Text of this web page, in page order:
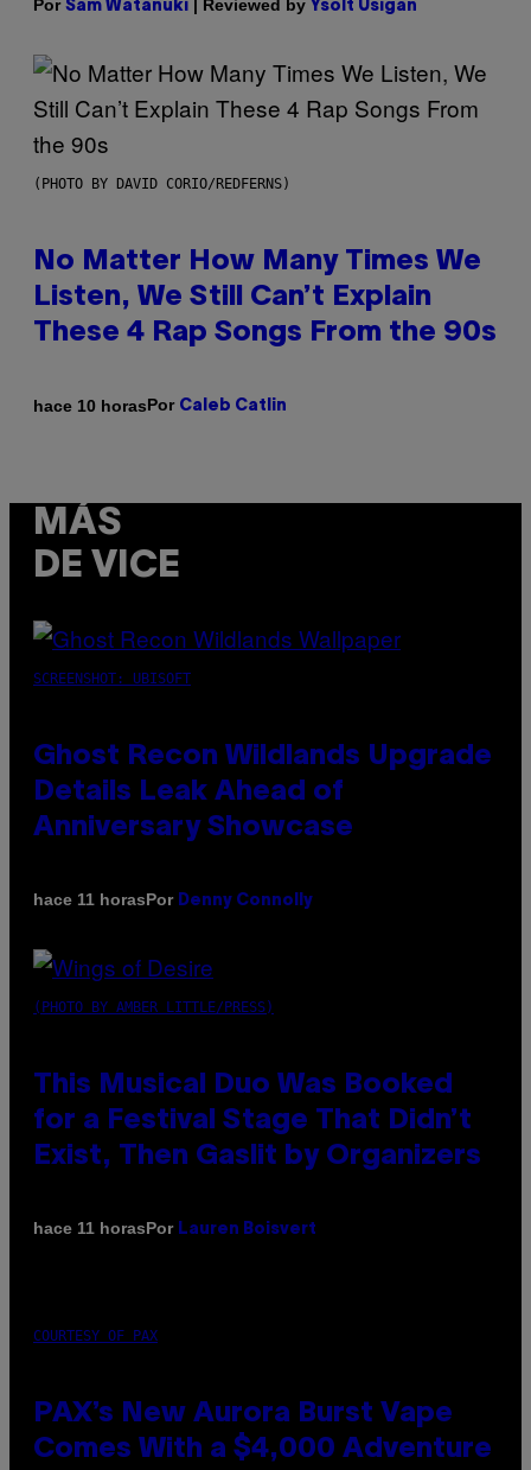
Por Sam Watanuki | Reviewed by Ysolt Usigan
(PHOTO BY DAVID CORIO/REDFERNS)
No Matter How Many Times We
Listen, We Still Can’t Explain
These 4 Rap Songs From the 90s
hace 10 horasPor Caleb Catlin
MÁS
DE VICE
SCREENSHOT: UBISOFT
Ghost Recon Wildlands Upgrade
Details Leak Ahead of
Anniversary Showcase
hace 11 horasPor Denny Connolly
(PHOTO BY AMBER LITTLE/PRESS)
This Musical Duo Was Booked
for a Festival Stage That Didn’t
Exist, Then Gaslit by Organizers
hace 11 horasPor Lauren Boisvert
COURTESY OF PAX
PAX’s New Aurora Burst Vape
Comes With a $4,000 Adventure